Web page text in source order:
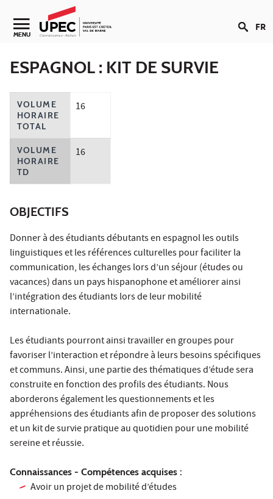
Aller au contenu
Navigation secondaire
MENU FR
ESPAGNOL : KIT DE SURVIE
VOLUME
HORAIRE
TOTAL
16
VOLUME
HORAIRE
TD
16
OBJECTIFS
Donner à des étudiants débutants en espagnol les outils
linguistiques et les références culturelles pour faciliter la
communication, les échanges lors d’un séjour (études ou
vacances) dans un pays hispanophone et améliorer ainsi
l’intégration des étudiants lors de leur mobilité
internationale.
Les étudiants pourront ainsi travailler en groupes pour
favoriser l’interaction et répondre à leurs besoins spécifiques
et communs. Ainsi, une partie des thématiques d’étude sera
construite en fonction des profils des étudiants. Nous
aborderons également les questionnements et les
appréhensions des étudiants afin de proposer des solutions
et un kit de survie pratique au quotidien pour une mobilité
sereine et réussie.
Connaissances - Compétences acquises :
Avoir un projet de mobilité d’études